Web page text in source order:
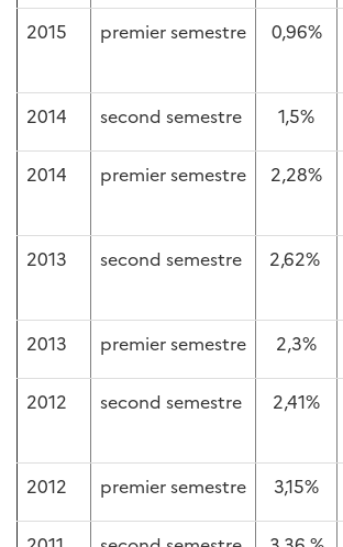
2015 premier semestre 0,96%
2014 second semestre 1,5%
2014 premier semestre 2,28%
2013 second semestre 2,62%
2013 premier semestre 2,3%
2012 second semestre 2,41%
2012 premier semestre 3,15%